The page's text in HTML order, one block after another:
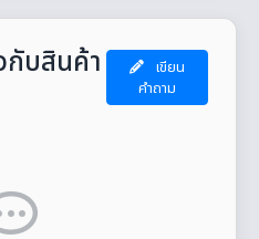
กับสินค้า
เขียน
คำถาม